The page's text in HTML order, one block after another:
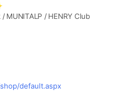
MUNITALP / HENRY Club
/J.LINDEBERG / SKINS
default.aspx